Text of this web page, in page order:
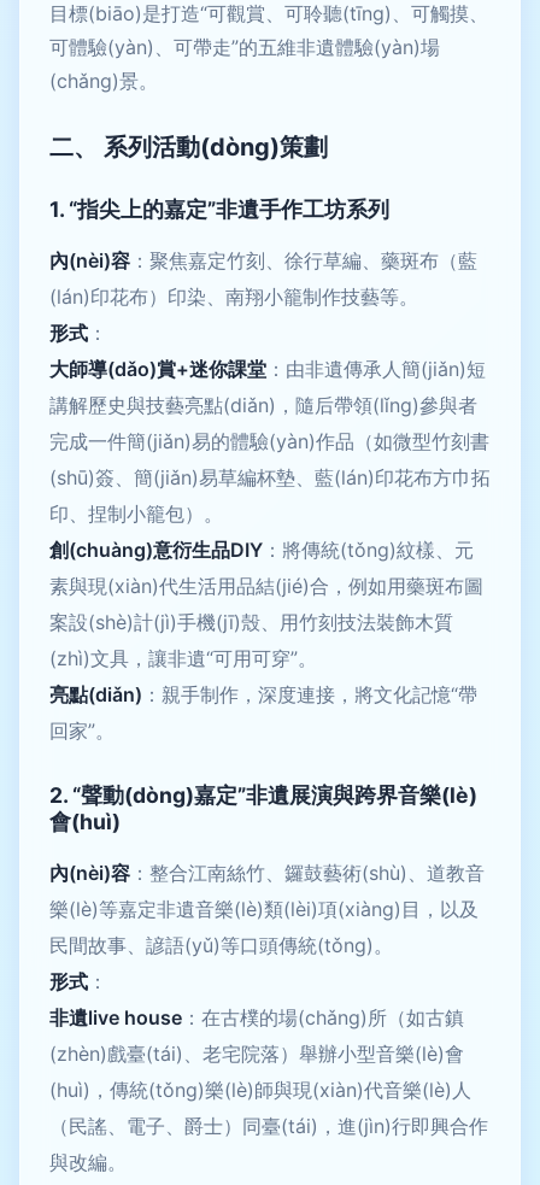
目標(biāo)是打造“可觀賞、可聆聽(tīng)、可觸摸、
可體驗(yàn)、可帶走”的五維非遺體驗(yàn)場
(chǎng)景。
二、 系列活動(dòng)策劃
1. “指尖上的嘉定”非遺手作工坊系列
內(nèi)容 ：聚焦嘉定竹刻、徐行草編、藥斑布（藍
(lán)印花布）印染、南翔小籠制作技藝等。
形式 ：
大師導(dǎo)賞+迷你課堂 ：由非遺傳承人簡(jiǎn)短
講解歷史與技藝亮點(diǎn)，隨后帶領(lǐng)參與者
完成一件簡(jiǎn)易的體驗(yàn)作品（如微型竹刻書
(shū)簽、簡(jiǎn)易草編杯墊、藍(lán)印花布方巾拓
印、捏制小籠包）。
創(chuàng)意衍生品DIY ：將傳統(tǒng)紋樣、元
素與現(xiàn)代生活用品結(jié)合，例如用藥斑布圖
案設(shè)計(jì)手機(jī)殼、用竹刻技法裝飾木質
(zhì)文具，讓非遺“可用可穿”。
亮點(diǎn) ：親手制作，深度連接，將文化記憶“帶
回家”。
2. “聲動(dòng)嘉定”非遺展演與跨界音樂(lè)
會(huì)
內(nèi)容 ：整合江南絲竹、鑼鼓藝術(shù)、道教音
樂(lè)等嘉定非遺音樂(lè)類(lèi)項(xiàng)目，以及
民間故事、諺語(yǔ)等口頭傳統(tǒng)。
形式 ：
非遺live house ：在古樸的場(chǎng)所（如古鎮
(zhèn)戲臺(tái)、老宅院落）舉辦小型音樂(lè)會
(huì)，傳統(tǒng)樂(lè)師與現(xiàn)代音樂(lè)人
（民謠、電子、爵士）同臺(tái)，進(jìn)行即興合作
與改編。